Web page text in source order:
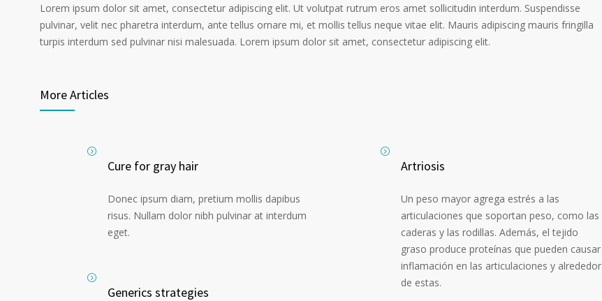
Lorem ipsum dolor sit amet, consectetur adipiscing elit. Ut volutpat rutrum eros amet sollicitudin interdum. Suspendisse
pulvinar, velit nec pharetra interdum, ante tellus ornare mi, et mollis tellus neque vitae elit. Mauris adipiscing mauris fringilla
turpis interdum sed pulvinar nisi malesuada. Lorem ipsum dolor sit amet, consectetur adipiscing elit.
More Articles
Cure for gray hair
Donec ipsum diam, pretium mollis dapibus
risus. Nullam dolor nibh pulvinar at interdum
eget.
Generics strategies
Artriosis
Un peso mayor agrega estrés a las
articulaciones que soportan peso, como las
caderas y las rodillas. Además, el tejido
graso produce proteínas que pueden causar
inflamación en las articulaciones y alrededor
de estas.